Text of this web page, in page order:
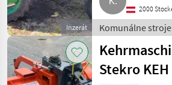
Inzerát
2000
Komunálne
Komunálne
Stekro KEH